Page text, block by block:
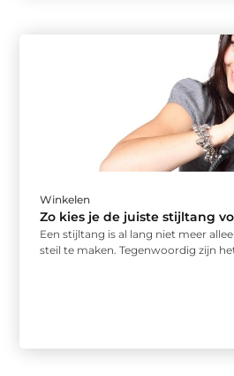
Winkelen
Zo kies je de juiste stijltang
Een stijltang is al lang niet meer
steil te maken. Tegenwoordig zijn